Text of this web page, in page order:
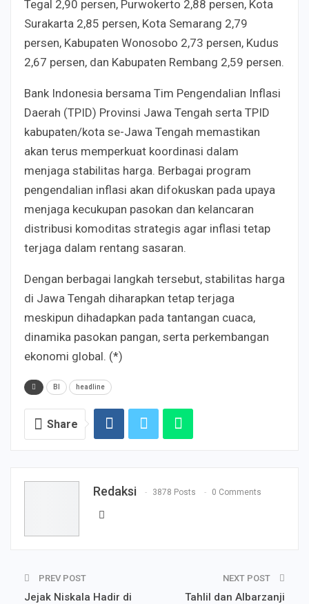
Tegal 2,90 persen, Purwokerto 2,88 persen, Kota
Surakarta 2,85 persen, Kota Semarang 2,79
persen, Kabupaten Wonosobo 2,73 persen, Kudus
2,67 persen, dan Kabupaten Rembang 2,59 persen.
Bank Indonesia bersama Tim Pengendalian Inflasi
Daerah (TPID) Provinsi Jawa Tengah serta TPID
kabupaten/kota se-Jawa Tengah memastikan
akan terus memperkuat koordinasi dalam
menjaga stabilitas harga. Berbagai program
pengendalian inflasi akan difokuskan pada upaya
menjaga kecukupan pasokan dan kelancaran
distribusi komoditas strategis agar inflasi tetap
terjaga dalam rentang sasaran.
Dengan berbagai langkah tersebut, stabilitas harga
di Jawa Tengah diharapkan tetap terjaga
meskipun dihadapkan pada tantangan cuaca,
dinamika pasokan pangan, serta perkembangan
ekonomi global. (*)
BI headline
Share
Redaksi 3878 Posts 0 Comments
PREV POST
Jejak Niskala Hadir di
NEXT POST
Tahlil dan Albarzanji